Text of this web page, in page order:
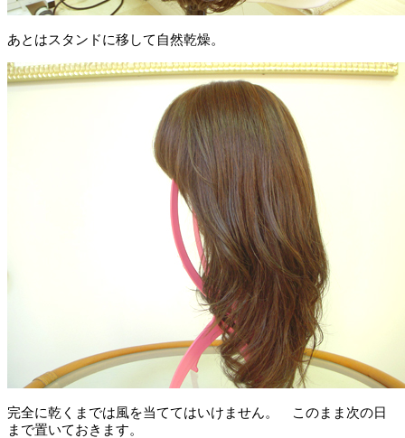
あとはスタンドに移して自然乾燥。
完全に乾くまでは風を当ててはいけません。 このまま次の日
まで置いておきます。